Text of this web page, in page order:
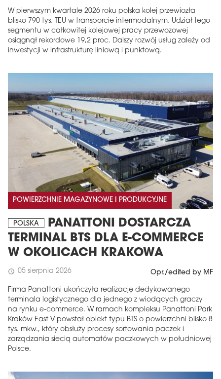
W pierwszym kwartale 2026 roku polska kolej przewiozła
blisko 790 tys. TEU w transporcie intermodalnym. Udział tego
segmentu w całkowitej kolejowej pracy przewozowej
osiągnął rekordowe 19,2 proc. Dalszy rozwój usług zależy od
inwestycji w infrastrukturę liniową i punktową.
POWIERZCHNIE MAGAZYNOWE I PRODUKCYJNE
POLSKA
PANATTONI DOSTARCZA
TERMINAL BTS DLA E-COMMERCE
W OKOLICACH KRAKOWA
schedule 05 sierpnia 2026 Opr./edited by MF
Firma Panattoni ukończyła realizację dedykowanego
terminala logistycznego dla jednego z wiodących graczy
na rynku e-commerce. W ramach kompleksu Panattoni Park
Kraków East V powstał obiekt typu BTS o powierzchni blisko 8
tys. mkw., który obsłuży procesy sortowania paczek i
zarządzania siecią automatów paczkowych w południowej
Polsce.